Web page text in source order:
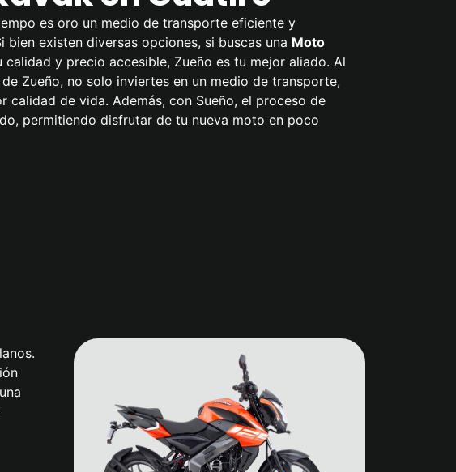
es oro un medio de transporte eficiente y
bien existen diversas opciones, si buscas una Moto
calidad y precio accesible, Zueño es tu mejor aliado. Al
Zueño, no solo inviertes en un medio de transporte,
calidad de vida. Además, con Sueño, el proceso de
permitiendo disfrutar de tu nueva moto en poco